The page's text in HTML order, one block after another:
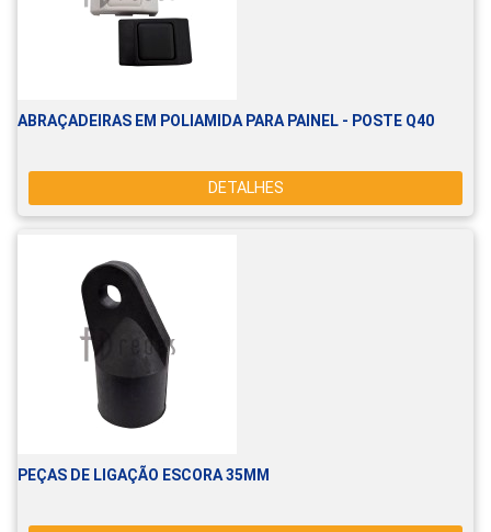
ABRAÇADEIRAS EM POLIAMIDA PARA PAINEL - POSTE Q40
DETALHES
PEÇAS DE LIGAÇÃO ESCORA 35MM